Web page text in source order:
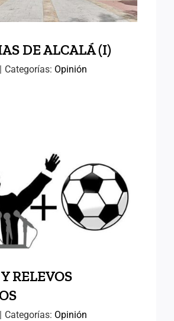
DE ALCALÁ (I)
| Categorías: Opinión
Y RELEVOS
POLÍTICOS
RELEVOS
| Categorías: Opinión